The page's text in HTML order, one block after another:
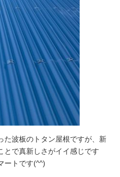
た波板のトタン屋根ですが、新
とで真新しさがイイ感じです
ートです(^^)